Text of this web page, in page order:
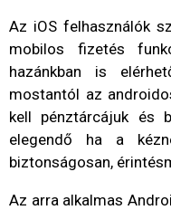
Az iOS felhasználók
mobilos fizetés
hazánkban is
mostantól az
kell pénztárcájuk és
elegendő ha a
biztonságosan,
Az arra alkalmas